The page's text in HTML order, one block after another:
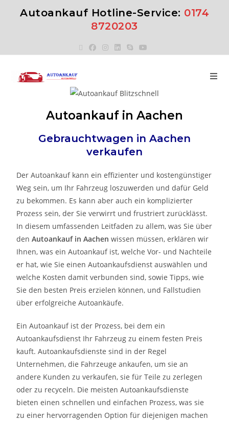
Autoankauf Hotline-Service: 0174
8720203
Autoankauf in Aachen
Gebrauchtwagen in Aachen
verkaufen
Der Autoankauf kann ein effizienter und kostengünstiger
Weg sein, um Ihr Fahrzeug loszuwerden und dafür Geld
zu bekommen. Es kann aber auch ein komplizierter
Prozess sein, der Sie verwirrt und frustriert zurücklässt.
In diesem umfassenden Leitfaden zu allem, was Sie über
denAutoankauf in Aachen wissen müssen, erklären wir
Ihnen, was ein Autoankauf ist, welche Vor- und Nachteile
er hat, wie Sie einen Autoankaufsdienst auswählen und
welche Kosten damit verbunden sind, sowie Tipps, wie
Sie den besten Preis erzielen können, und Fallstudien
über erfolgreiche Autoankäufe.
Ein Autoankauf ist der Prozess, bei dem ein
Autoankaufsdienst Ihr Fahrzeug zu einem festen Preis
kauft. Autoankaufsdienste sind in der Regel
Unternehmen, die Fahrzeuge ankaufen, um sie an
andere Kunden zu verkaufen, sie für Teile zu zerlegen
oder zu recyceln. Die meisten Autoankaufsdienste
bieten einen schnellen und einfachen Prozess, was sie
zu einer hervorragenden Option für diejenigen machen